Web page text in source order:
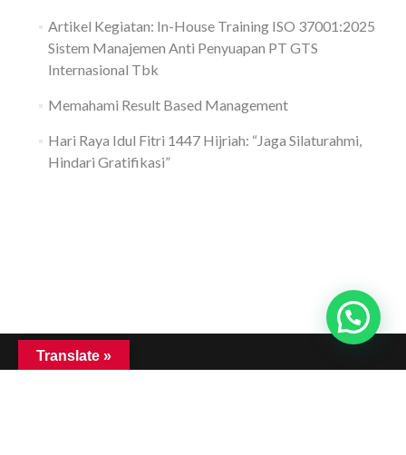
Artikel Kegiatan: In-House Training ISO 37001:2025
Sistem Manajemen Anti Penyuapan PT GTS
Internasional Tbk
Memahami Result Based Management
Hari Raya Idul Fitri 1447 Hijriah: “Jaga Silaturahmi,
Hindari Gratifikasi”
Translate »